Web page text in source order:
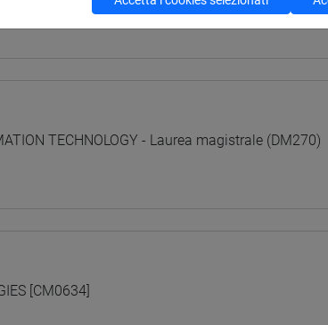
TECHNOLOGY - Laurea magistrale (DM270)
[CM0634]